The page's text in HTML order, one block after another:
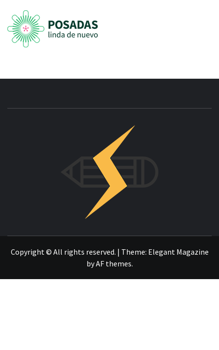
Copyright © All rights reserved. | Theme: Elegant Magazine
byAF themes.